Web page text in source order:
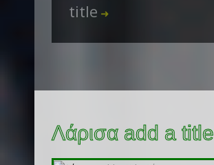
title ➜
Λάρισα add a title